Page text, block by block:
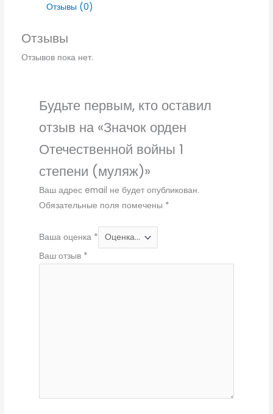
Отзывы (0)
Отзывы
Отзывов пока нет.
Будьте первым, кто оставил
отзыв на «Значок орден
Отечественной войны 1
степени (муляж)»
Ваш адрес email не будет опубликован.
Обязательные поля помечены *
Ваша оценка *
Ваш отзыв *